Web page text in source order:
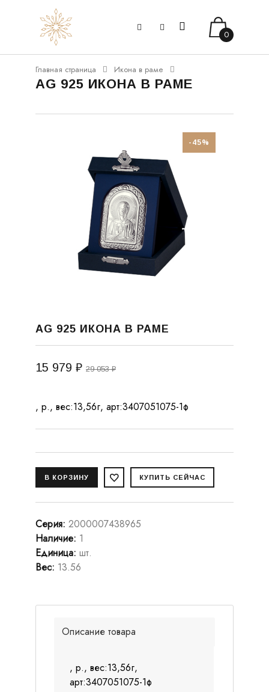
0
Главная страница Икона в раме
AG 925 ИКОНА В РАМЕ
-45%
AG 925 ИКОНА В РАМЕ
15 979 ₽ 29 053 ₽
, р., вес:13,56г, арт:3407051075-1ф
Серия: 2000007438965
Наличие: 1
Единица: шт.
Вес: 13.56
Описание товара
, р., вес:13,56г,
арт:3407051075-1ф